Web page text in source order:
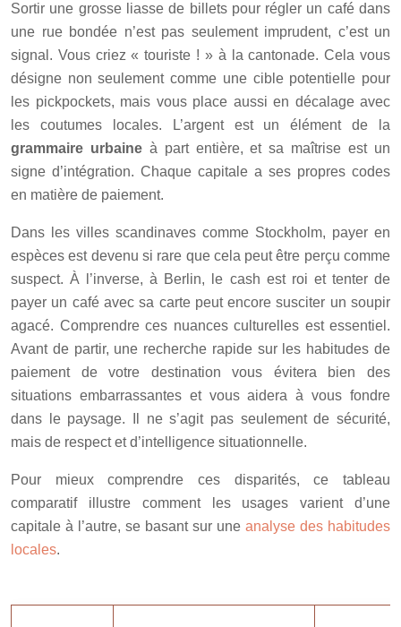
Sortir une grosse liasse de billets pour régler un café dans
une rue bondée n’est pas seulement imprudent, c’est un
signal. Vous criez « touriste ! » à la cantonade. Cela vous
désigne non seulement comme une cible potentielle pour
les pickpockets, mais vous place aussi en décalage avec
les coutumes locales. L’argent est un élément de la
grammaire urbaineà part entière, et sa maîtrise est un
signe d’intégration. Chaque capitale a ses propres codes
en matière de paiement.
Dans les villes scandinaves comme Stockholm, payer en
espèces est devenu si rare que cela peut être perçu comme
suspect. À l’inverse, à Berlin, le cash est roi et tenter de
payer un café avec sa carte peut encore susciter un soupir
agacé. Comprendre ces nuances culturelles est essentiel.
Avant de partir, une recherche rapide sur les habitudes de
paiement de votre destination vous évitera bien des
situations embarrassantes et vous aidera à vous fondre
dans le paysage. Il ne s’agit pas seulement de sécurité,
mais de respect et d’intelligence situationnelle.
Pour mieux comprendre ces disparités, ce tableau
comparatif illustre comment les usages varient d’une
capitale à l’autre, se basant sur une analyse des habitudes
locales.